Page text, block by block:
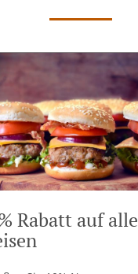
Rabatt auf alle